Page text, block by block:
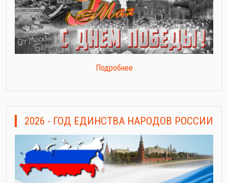
Подробнее
2026 - ГОД ЕДИНСТВА НАРОДОВ РОССИИ